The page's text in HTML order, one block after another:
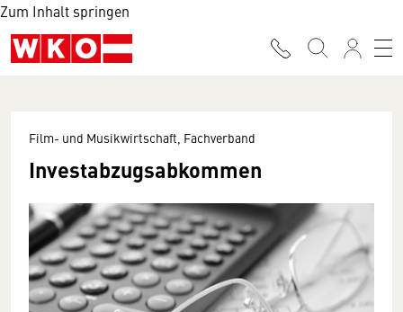
Zum Inhalt springen
Film- und Musikwirtschaft, Fachverband
Investabzugsabkommen